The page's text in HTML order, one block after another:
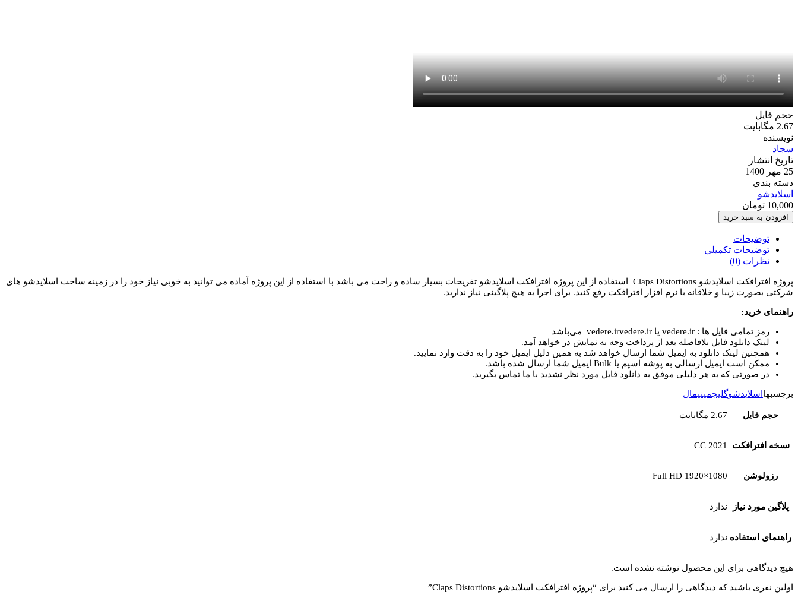
حجم فایل
2.67 مگابایت
نویسنده
سجاد
تاریخ انتشار
25 مهر 1400
دسته بندی
اسلایدشو
10,000 تومان
پروژه
اسلایدشو
Claps
Distortions
افزودن به سبد خرید
توضیحات
توضیحات تکمیلی
نظرات (0)
پروژه افترافکت اسلایدشو Claps Distortions استفاده از این پروژه افترافکت اسلایدشو تفریحات بسیار ساده و راحت می باشد با استفاده از این پروژه آماده می توانید به خوبی نیاز خود را در زمینه ساخت اسلایدشو های
شرکتی بصورت زیبا و خلاقانه با نرم افزار افترافکت رفع کنید. برای اجرا به هیچ پلاگینی نیاز ندارید.
راهنمای خرید:
رمز تمامی فایل ها : vedere.ir یا vedere.irvedere.ir می‌باشد
لینک دانلود فایل بلافاصله بعد از پرداخت وجه به نمایش در خواهد آمد.
همچنین لینک دانلود به ایمیل شما ارسال خواهد شد به همین دلیل ایمیل خود را به دقت وارد نمایید.
ممکن است ایمیل ارسالی به پوشه اسپم یا Bulk ایمیل شما ارسال شده باشد.
در صورتی که به هر دلیلی موفق به دانلود فایل مورد نظر نشدید با ما تماس بگیرید.
برچسبها اسلایدشوگلیچمینیمال
حجم فایل 2.67 مگابایت
نسخه افترافکت CC 2021
رزولوشن Full HD 1920×1080
پلاگین مورد نیاز ندارد
راهنمای استفاده ندارد
هیچ دیدگاهی برای این محصول نوشته نشده است.
اولین نفری باشید که دیدگاهی را ارسال می کنید برای “پروژه افترافکت اسلایدشو Claps Distortions”